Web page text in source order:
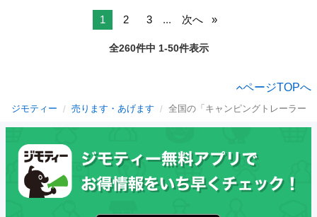
1 2 3 ... 次へ
全260件中 1-50件表示
ページTOPへ
ジモティー 売ります・あげます 全国の「キャンピングトレーラー」